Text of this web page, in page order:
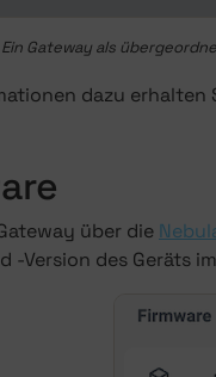
Ein Gateway als
dazu erhalten
über die
-Version des Geräts